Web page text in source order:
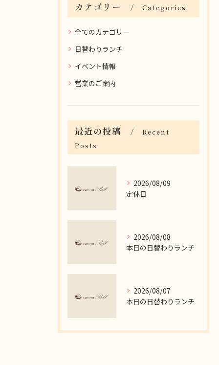
カテゴリー Categories
全てのカテゴリー
日替わりランチ
イベント情報
営業のご案内
最近の投稿
Recent
Posts
2026/08/09
定休日
2026/08/08
本日の日替わりランチ
2026/08/07
本日の日替わりランチ